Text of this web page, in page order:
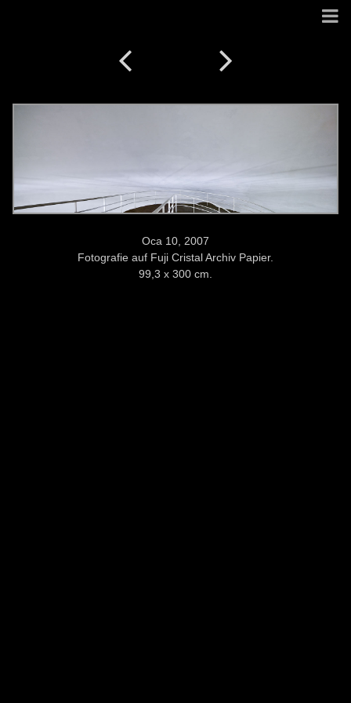
Oca 10, 2007
Fotografie auf Fuji Cristal Archiv Papier.
99,3 x 300 cm.